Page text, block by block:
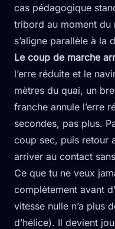
cas pédagogique
tribord au moment du
s’aligne parallèle à la
Le coup de marche
l’erre réduite et le
mètres du quai, un
franche annule l’erre
secondes, pas plus.
coup sec, puis retour
arriver au contact
Ce que tu ne veux
complètement avant
vitesse nulle n’a plus
d’hélice). Il devient